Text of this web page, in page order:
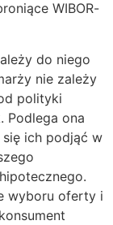
WIBOR-
do niego
nie zależy
polityki
Podlega ona
ich podjąć w
wyboru oferty i